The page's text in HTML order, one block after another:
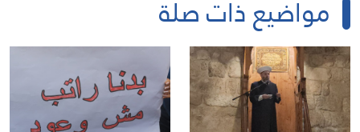
مواضيع ذات صلة